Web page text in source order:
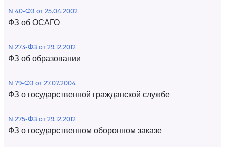
N 40-ФЗ от 25.04.2002
ФЗ об ОСАГО
N 273-ФЗ от 29.12.2012
ФЗ об образовании
N 79-ФЗ от 27.07.2004
ФЗ о государственной гражданской службе
N 275-ФЗ от 29.12.2012
ФЗ о государственном оборонном заказе